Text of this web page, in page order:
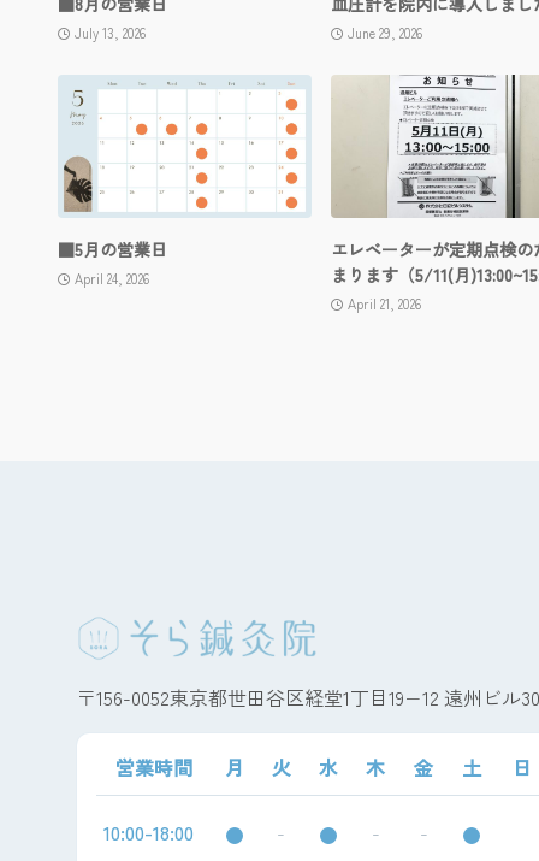
July 13, 2026 June 29, 2026
■5月の営業日
April 24, 2026
エレベーターが定期点検の
まります（5/11(月
April 21, 2026
〒156-0052東京都世田谷区経堂1丁目19−12 遠州ビル
営業時間 月 火 水 木 金 土
10:00-18:00 - - -